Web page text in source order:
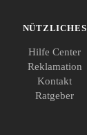
NÜTZLICHES
Hilfe Center
Reklamation
Kontakt
Ratgeber